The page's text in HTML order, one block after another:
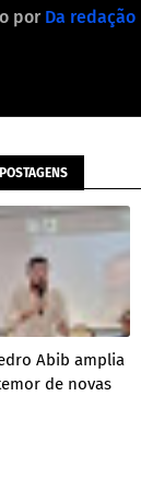
por Da redação
Abib amplia
de novas